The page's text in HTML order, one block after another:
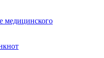
медицинского